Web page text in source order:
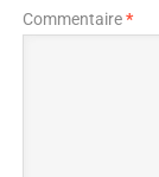
Commentaire*